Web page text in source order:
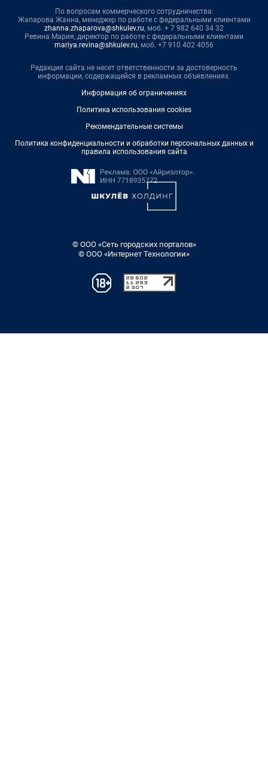
По вопросам коммерческого сотрудничества:
Жапарова Жанна, менеджер по работе с федеральными клиентами
zhanna.zhaparova@shkulev.ru, моб. + 7 982 640 34 32
Ревина Мария, директор по работе с федеральными клиентами
mariya.revina@shkulev.ru, моб. +7 910 402 4056
Редакция сайта не несет ответственности за достоверность
информации, содержащейся в рекламных объявлениях.
Информация об ограничениях
Политика использования cookies
Рекомендательные системы
Политика конфиденциальности и обработки персональных данных и
правила использования сайта
© ООО «Сеть городских порталов»
© ООО «Интернет Технологии»